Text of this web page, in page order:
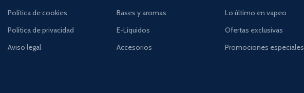
Política de cookies
Política de privacidad
Aviso legal
Bases y aromas
E-Líquidos
Accesorios
Lo último en vapeo
Ofertas exclusivas
Promociones especiales